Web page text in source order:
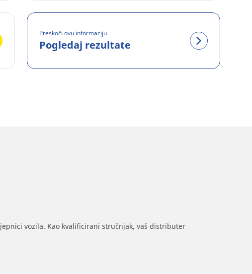
Preskoči ovu informaciju
Pogledaj rezultate
vozila. Kao kvalificirani stručnjak, vaš distributer